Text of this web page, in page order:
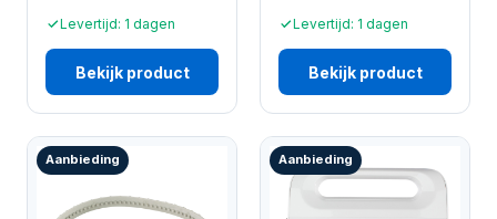
Levertijd: 1 dagen
Bekijk product
Levertijd: 1 dagen
Bekijk product
Aanbieding Aanbieding